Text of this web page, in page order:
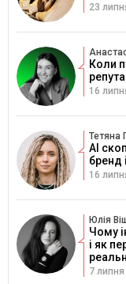
23
Коли
16
Тетяна
AI
бренд
16
Юлія
Чому
і як
7